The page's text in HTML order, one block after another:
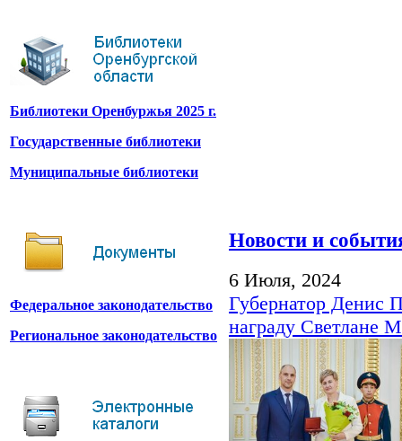
Библиотеки Оренбуржья 2025 г.
Государственные библиотеки
Муниципальные библиотеки
Федеральное законодательство
Региональное законодательство
Новости и
6 Июля, 2024
Губернатор Денис
награду Светлане